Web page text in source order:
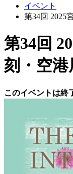
イベント
第34回 2025
第34回
刻・空港
このイベントは終